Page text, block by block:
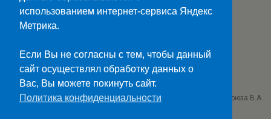
Министерство науки и высшего образования>>
Госуслуги>>
ГБПОУ "Ставропольский колледж связи им. Героя Советского Союза В.А.
использованием интернет-сервиса Яндекс
Метрика.
Если Вы не согласны с тем, чтобы данный
сайт осуществлял обработку данных о
Вас, Вы можете покинуть сайт.
Политика конфиденциальности